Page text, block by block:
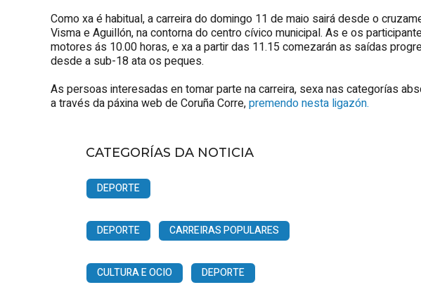
Como xa é habitual, a carreira do domingo 11 de maio sairá desde o
Visma e Aguillón, na contorna do centro cívico municipal. As e os
motores ás 10.00 horas, e xa a partir das 11.15 comezarán as saídas
desde a sub-18 ata os peques.
As persoas interesadas en tomar parte na carreira, sexa nas categorías
a través da páxina web de Coruña Corre,premendo nesta ligazón.
CATEGORÍAS DA NOTICIA
DEPORTE
DEPORTE CARREIRAS POPULARES
CULTURA E OCIO DEPORTE